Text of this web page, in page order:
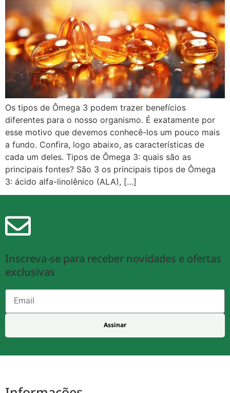
Os tipos de Ômega 3 podem trazer benefícios
diferentes para o nosso organismo. É exatamente por
esse motivo que devemos conhecê-los um pouco mais
a fundo. Confira, logo abaixo, as características de
cada um deles. Tipos de Ômega 3: quais são as
principais fontes? São 3 os principais tipos de Ômega
3: ácido alfa-linolênico (ALA), […]
Inscreva-se para receber novidades e ofertas
exclusivas
Assinar